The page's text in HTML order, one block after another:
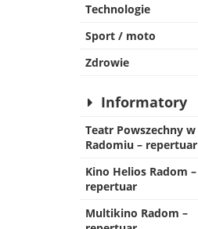
Technologie
Sport / moto
Zdrowie
Informatory
Teatr Powszechny w
Radomiu – repertuar
Kino Helios Radom –
repertuar
Multikino Radom –